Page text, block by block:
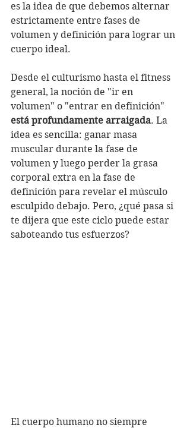
es la idea de que debemos alternar
estrictamente entre fases de
volumen y definición para lograr un
cuerpo ideal.
Desde el culturismo hasta el fitness
general, la noción de "ir en
volumen" o "entrar en definición"
está profundamente arraigada. La
idea es sencilla: ganar masa
muscular durante la fase de
volumen y luego perder la grasa
corporal extra en la fase de
definición para revelar el músculo
esculpido debajo. Pero, ¿qué pasa si
te dijera que este ciclo puede estar
saboteando tus esfuerzos?
El cuerpo humano no siempre